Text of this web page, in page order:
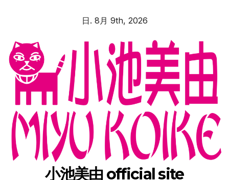
日. 8月 9th, 2026
小池美由 official site